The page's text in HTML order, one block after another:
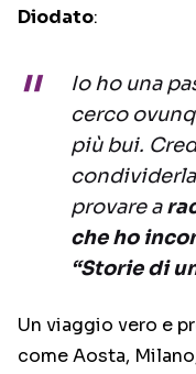
Diodato:
Io ho una
cerco
più bui.
provare a
che ho
“Storie di
Un viaggio vero e
come Aosta,